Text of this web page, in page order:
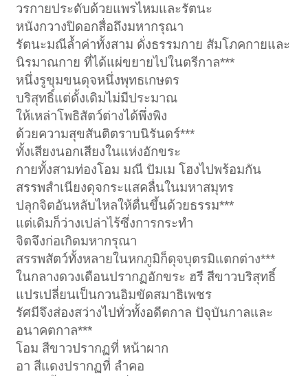
วรกายประดับด้วยแพรไหมและรัตนะ
หนังกวางปิดอกสื่อถึงมหากรุณา
รัตนะมณีล้ำค่าทั้งสาม ดั่งธรรมกาย สัมโภคกายและ
นิรมาณกาย ที่ได้แผ่ขยายไปในตรีกาล***
หนึ่งรูขุมขนดุจหนึ่งพุทธเกษตร
บริสุทธิ์แต่ดั้งเดิมไม่มีประมาณ
ให้เหล่าโพธิสัตว์ต่างได้พึ่งพิง
ด้วยความสุขสันติตราบนิรันดร์***
ทั้งเสียงนอกเสียงในแห่งอักขระ
กายทั้งสามท่องโอม มณี ปัมเม โฮงไปพร้อมกัน
สรรพสำเนียงดุจกระแสคลื่นในมหาสมุทร
ปลุกจิตอันหลับไหลให้ตื่นขึ้นด้วยธรรม***
แต่เดิมก็ว่างเปล่าไร้ซึ่งการกระทำ
จิตจึงก่อเกิดมหากรุณา
สรรพสัตว์ทั้งหลายในหกภูมิก็ดุจบุตรมิแตกต่าง***
ในกลางดวงเดือนปรากฏอักขระ ฮรี สีขาวบริสุทธิ์
แปรเปลี่ยนเป็นกวนอิมขัดสมาธิเพชร
รัศมีจึงส่องสว่างไปทั่วทั้งอดีตกาล ปัจุบันกาลและ
อนาคตกาล***
โอม สีขาวปรากฏที่ หน้าผาก
อา สีแดงปรากฏที่ ลำคอ